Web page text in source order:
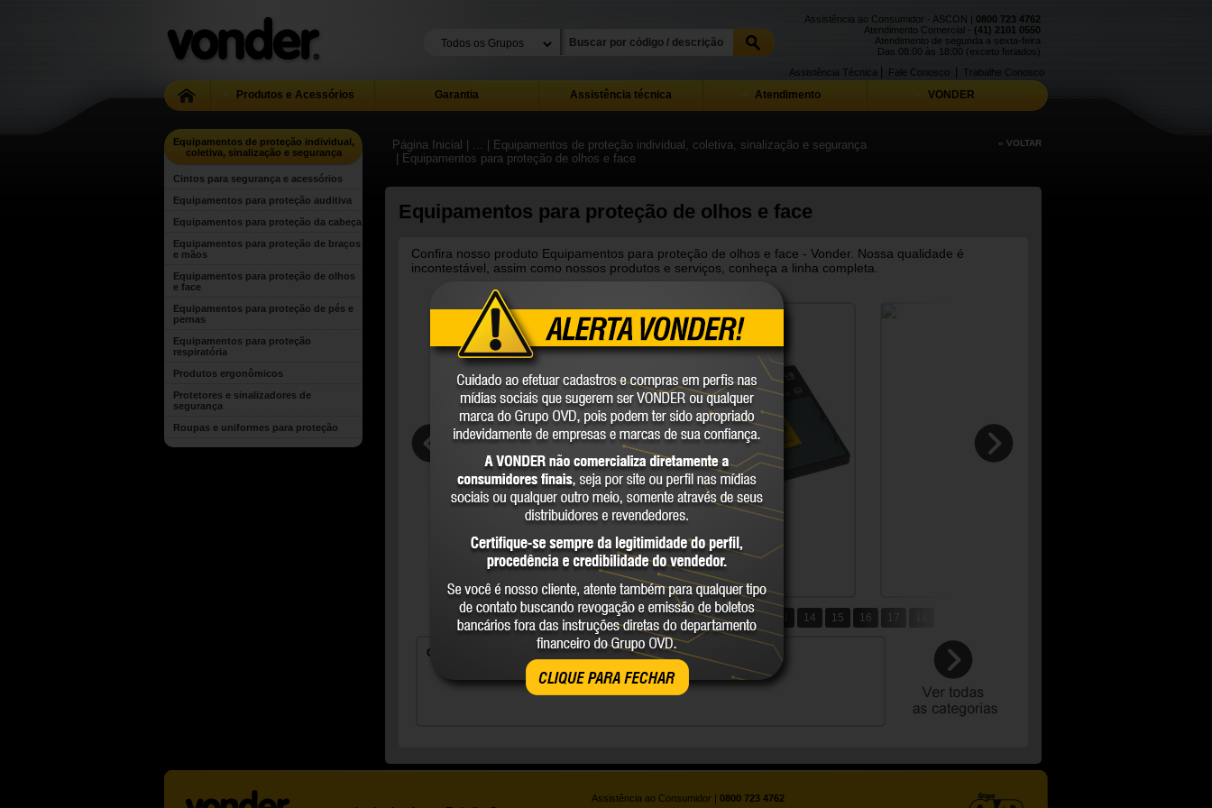
CLIQUE PARA FECHAR
Assistência ao Consumidor - ASCON | 0800 723 4762
Atendimento Comercial - (41) 2101 0550
Atendimento de segunda a sexta-feira
Das 08:00 às 18:00 (exceto feriados)
Trabalhe Conosco
Fale Conosco
Assistência Técnica
Produtos e Acessórios Garantia Assistência técnica Atendimento VONDER
Equipamentos de proteção individual,
coletiva, sinalização e segurança
Cintos para segurança e acessórios
Equipamentos para proteção auditiva
Equipamentos para proteção da cabeça
Equipamentos para proteção de braços
e mãos
Equipamentos para proteção de olhos
e face
Equipamentos para proteção de pés e
pernas
Equipamentos para proteção
respiratória
Produtos ergonômicos
Protetores e sinalizadores de
segurança
Roupas e uniformes para proteção
Página Inicial | ...
| Equipamentos de proteção individual, coletiva, sinalização e segurança
| Equipamentos para proteção de olhos e face
« VOLTAR
Equipamentos para proteção de olhos e face
Confira nosso produto Equipamentos para proteção de olhos e face - Vonder. Nossa qualidade é
incontestável, assim como nossos produtos e serviços, conheça a linha completa.
3 4 6 7 10 11 12 13 14 15 16
Carcaça para máscara
Assistência ao Consumidor | 0800 723 4762